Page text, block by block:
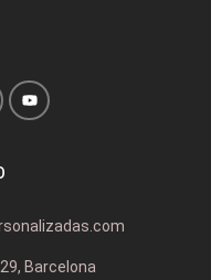
Barcelona